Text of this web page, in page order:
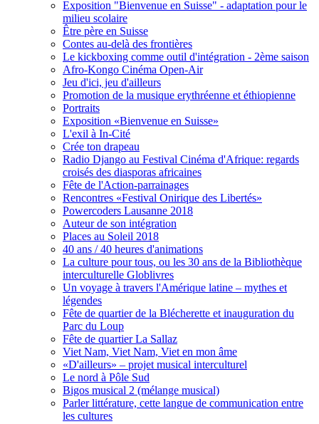
Exposition "Bienvenue en Suisse" - adaptation pour le
milieu scolaire
Être père en Suisse
Contes au-delà des frontières
Le kickboxing comme outil d'intégration - 2ème saison
Afro-Kongo Cinéma Open-Air
Jeu d'ici, jeu d'ailleurs
Promotion de la musique erythréenne et éthiopienne
Portraits
Exposition «Bienvenue en Suisse»
L'exil à In-Cité
Crée ton drapeau
Radio Django au Festival Cinéma d'Afrique: regards
croisés des diasporas africaines
Fête de l'Action-parrainages
Rencontres «Festival Onirique des Libertés»
Powercoders Lausanne 2018
Auteur de son intégration
Places au Soleil 2018
40 ans / 40 heures d'animations
La culture pour tous, ou les 30 ans de la Bibliothèque
interculturelle Globlivres
Un voyage à travers l'Amérique latine – mythes et
légendes
Fête de quartier de la Blécherette et inauguration du
Parc du Loup
Fête de quartier La Sallaz
Viet Nam, Viet Nam, Viet en mon âme
«D'ailleurs» – projet musical interculturel
Le nord à Pôle Sud
Bigos musical 2 (mélange musical)
Parler littérature, cette langue de communication entre
les cultures